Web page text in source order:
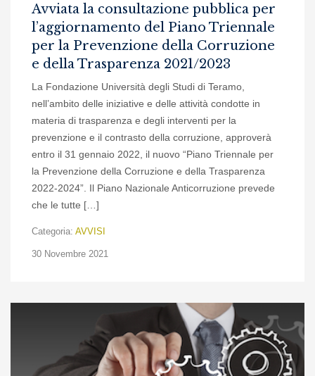
Avviata la consultazione pubblica per
l’aggiornamento del Piano Triennale
per la Prevenzione della Corruzione
e della Trasparenza 2021/2023
La Fondazione Università degli Studi di Teramo,
nell’ambito delle iniziative e delle attività condotte in
materia di trasparenza e degli interventi per la
prevenzione e il contrasto della corruzione, approverà
entro il 31 gennaio 2022, il nuovo “Piano Triennale per
la Prevenzione della Corruzione e della Trasparenza
2022-2024”. Il Piano Nazionale Anticorruzione prevede
che le tutte […]
Categoria: AVVISI
30 Novembre 2021